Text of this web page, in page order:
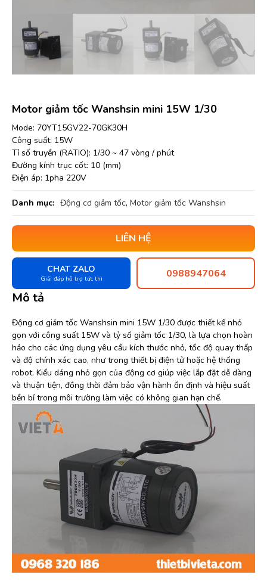
Motor giảm tốc Wanshsin mini 15W 1/30
Mode: 70YT15GV22-70GK30H
Công suất: 15W
Tỉ số truyền (RATIO): 1/30 ~ 47 vòng / phút
Đường kính trục cốt: 10 (mm)
Điện áp: 1pha 220V
Danh mục: Động cơ giảm tốc, Motor giảm tốc Wanshsin
LIÊN HỆ
CHAT ZALO
Giải đáp hỗ trợ tức thì 0988947064
Mô tả
Động cơ giảm tốc Wanshsin mini 15W 1/30 được thiết kế nhỏ
gọn với công suất 15W và tỷ số giảm tốc 1/30, là lựa chọn hoàn
hảo cho các ứng dụng yêu cầu kích thước nhỏ, tốc độ quay thấp
và độ chính xác cao, như trong thiết bị điện tử hoặc hệ thống
robot. Kiểu dáng nhỏ gọn của động cơ giúp việc lắp đặt dễ dàng
và thuận tiện, đồng thời đảm bảo vận hành ổn định và hiệu suất
bền bỉ trong môi trường làm việc có không gian hạn chế.